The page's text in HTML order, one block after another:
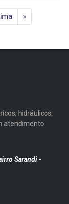
»
hidráulicos,
atendimento
Sarandi-